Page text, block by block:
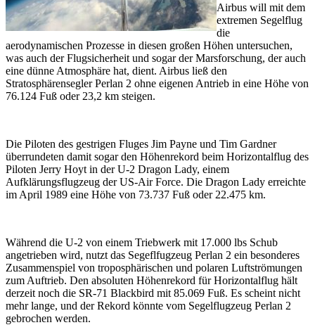
Airbus will mit dem
extremen Segelflug
die
aerodynamischen Prozesse in diesen großen Höhen untersuchen,
was auch der Flugsicherheit und sogar der Marsforschung, der auch
eine dünne Atmosphäre hat, dient. Airbus ließ den
Stratosphärensegler Perlan 2 ohne eigenen Antrieb in eine Höhe von
76.124 Fuß oder 23,2 km steigen.
Die Piloten des gestrigen Fluges Jim Payne und Tim Gardner
überrundeten damit sogar den Höhenrekord beim Horizontalflug des
Piloten Jerry Hoyt in der U-2 Dragon Lady, einem
Aufklärungsflugzeug der US-Air Force. Die Dragon Lady erreichte
im April 1989 eine Höhe von 73.737 Fuß oder 22.475 km.
Während die U-2 von einem Triebwerk mit 17.000 lbs Schub
angetrieben wird, nutzt das Segeflfugzeug Perlan 2 ein besonderes
Zusammenspiel von troposphärischen und polaren Luftströmungen
zum Auftrieb. Den absoluten Höhenrekord für Horizontalflug hält
derzeit noch die SR-71 Blackbird mit 85.069 Fuß. Es scheint nicht
mehr lange, und der Rekord könnte vom Segelflugzeug Perlan 2
gebrochen werden.